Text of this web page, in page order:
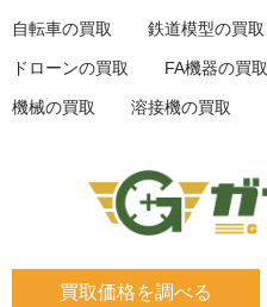
買取価格を調べる
自転車の買取 鉄道模型の買取
ドローンの買取 FA機器の買取
機械の買取 溶接機の買取